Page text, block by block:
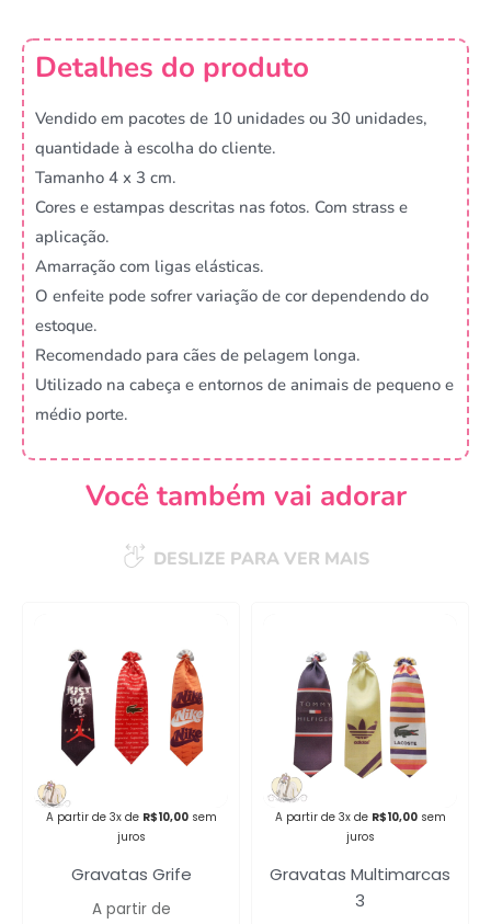
Detalhes do produto
Vendido em pacotes de 10 unidades ou 30 unidades,
quantidade à escolha do cliente.
Tamanho 4 x 3 cm.
Cores e estampas descritas nas fotos. Com strass e
aplicação.
Amarração com ligas elásticas.
O enfeite pode sofrer variação de cor dependendo do
estoque.
Recomendado para cães de pelagem longa.
Utilizado na cabeça e entornos de animais de pequeno e
médio porte.
Você também vai adorar
DESLIZE PARA VER MAIS
A partir de 3x de R$10,00 sem
juros
Gravatas Grife
A partir de
A partir de 3x de R$10,00 sem
juros
Gravatas Multimarcas
3
Campanha lançada com
sucesso!
Voltar